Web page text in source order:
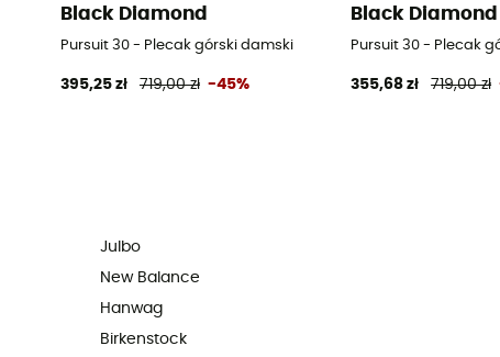
Black Diamond
Pursuit 30 - Plecak górski damski
395,25 zł 719,00 zł -45%
Black Diamond
Pursuit 30 - Plecak
355,68 zł 719,00 zł
Julbo
New Balance
Hanwag
Birkenstock